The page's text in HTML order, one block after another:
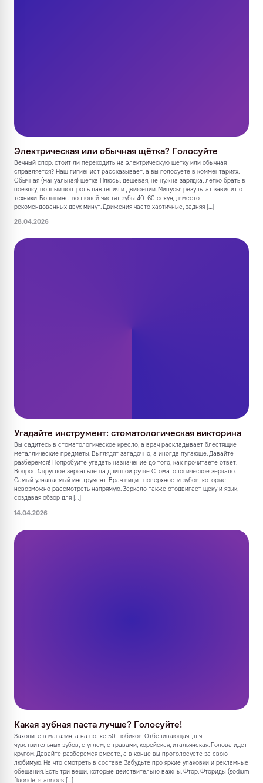
Электрическая или обычная щётка? Голосуйте
Вечный спор: стоит ли переходить на электрическую щетку или обычная
справляется? Наш гигиенист рассказывает, а вы голосуете в комментариях.
Обычная (мануальная) щетка Плюсы: дешевая, не нужна зарядка, легко брать в
поездку, полный контроль давления и движений. Минусы: результат зависит от
техники. Большинство людей чистят зубы 40-60 секунд вместо
рекомендованных двух минут. Движения часто хаотичные, задняя […]
28.04.2026
Угадайте инструмент: стоматологическая викторина
Вы садитесь в стоматологическое кресло, а врач раскладывает блестящие
металлические предметы. Выглядят загадочно, а иногда пугающе. Давайте
разберемся! Попробуйте угадать назначение до того, как прочитаете ответ.
Вопрос 1: круглое зеркальце на длинной ручке Стоматологическое зеркало.
Самый узнаваемый инструмент. Врач видит поверхности зубов, которые
невозможно рассмотреть напрямую. Зеркало также отодвигает щеку и язык,
создавая обзор для […]
14.04.2026
Какая зубная паста лучше? Голосуйте!
Заходите в магазин, а на полке 50 тюбиков. Отбеливающая, для
чувствительных зубов, с углем, с травами, корейская, итальянская. Голова идет
кругом. Давайте разберемся вместе, а в конце вы проголосуете за свою
любимую. На что смотреть в составе Забудьте про яркие упаковки и рекламные
обещания. Есть три вещи, которые действительно важны. Фтор. Фториды (sodium
fluoride, stannous […]